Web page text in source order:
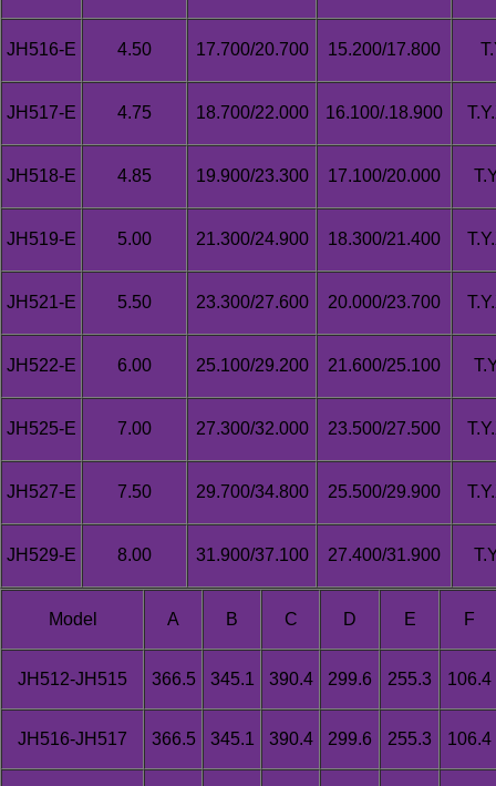
JH516-E 4.50 17.700/20.700 15.200/17.800
JH517-E 4.75 18.700/22.000 16.100/.18.900
JH518-E 4.85 19.900/23.300 17.100/20.000
JH519-E 5.00 21.300/24.900 18.300/21.400
JH521-E 5.50 23.300/27.600 20.000/23.700
JH522-E 6.00 25.100/29.200 21.600/25.100
JH525-E 7.00 27.300/32.000 23.500/27.500
JH527-E 7.50 29.700/34.800 25.500/29.900
JH529-E 8.00 31.900/37.100 27.400/31.900
Model A B C D E F
JH512-JH515 366.5 345.1 390.4 299.6 255.3 106.4
JH516-JH517 366.5 345.1 390.4 299.6 255.3 106.4